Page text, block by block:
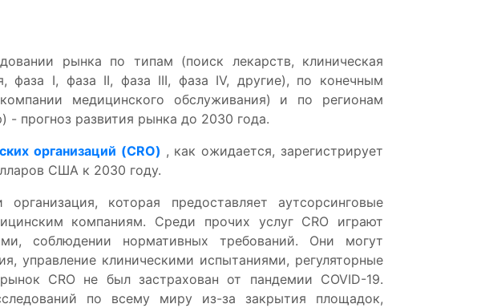
рынка по типам (поиск лекарств, клиническая
фаза I, фаза II, фаза III, фаза IV, другие), по конечным
медицинского обслуживания) и по регионам
- прогноз развития рынка до 2030 года.
организаций (CRO) , как ожидается, зарегистрирует
США к 2030 году.
которая предоставляет аутсорсинговые
компаниям. Среди прочих услуг CRO играют
соблюдении нормативных требований. Они могут
управление клиническими испытаниями, регуляторные
CRO не был застрахован от пандемии COVID-19.
по всему миру из-за закрытия площадок,